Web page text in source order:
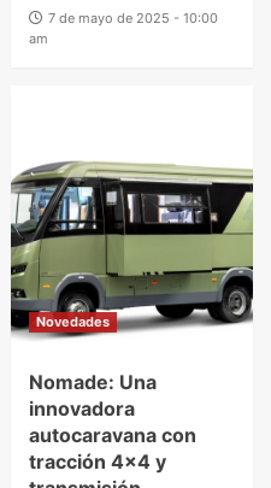
7 de mayo de 2025 - 10:00
am
Novedades
Nomade: Una
innovadora
autocaravana con
tracción 4×4 y